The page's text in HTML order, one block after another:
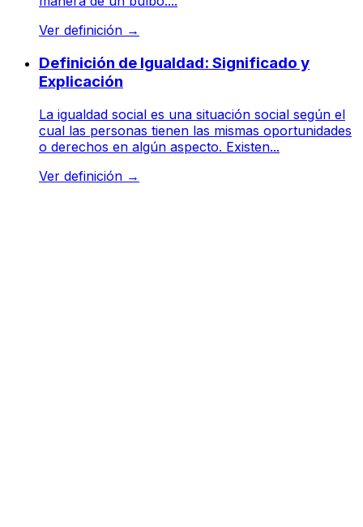
Ver definición →
Definición de Igualdad: Significado y
Explicación
La igualdad social es una situación social según el
cual las personas tienen las mismas oportunidades
o derechos en algún aspecto. Existen...
Ver definición →